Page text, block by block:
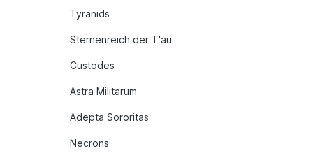
Tyranids
Sternenreich der T'au
Custodes
Astra Militarum
Adepta Sororitas
Necrons